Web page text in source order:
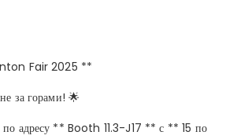
Fair 2025 **
за горами! 🌟
по адресу ** Booth 11.3-J17 ** с ** 15 по